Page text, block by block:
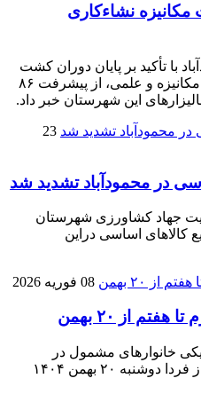
مکانیزه نشاءکاری
با تأکید بر پایان دوران کشت
سنتی و جایگزینی آن با روش‌های مکانیزه و علمی، از پیشرفت ۸۶
این شهرستان خبر داد.
23
در محمودآباد تشدید شد
جهاد کشاورزی شهرستان
کالا‌های اساسی دراین
08 فوریه 2026
از ۲۰ بهمن
خانوار‌های مشمول در
دهک‌های درآمدی چهارم تا هفتم، از فردا دوشنبه ۲۰ بهمن ۱۴۰۴